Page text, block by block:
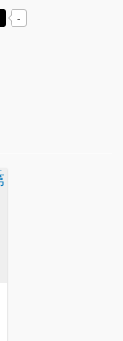
-